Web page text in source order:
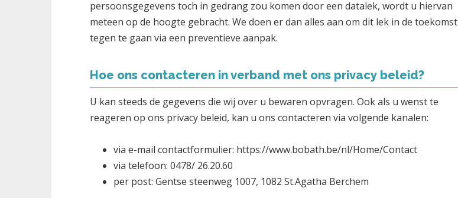
persoonsgegevens toch in gedrang zou komen door een datalek, wordt u hiervan
meteen op de hoogte gebracht. We doen er dan alles aan om dit lek in de toekomst
tegen te gaan via een preventieve aanpak.
Hoe ons contacteren in verband met ons privacy beleid?
U kan steeds de gegevens die wij over u bewaren opvragen. Ook als u wenst te
reageren op ons privacy beleid, kan u ons contacteren via volgende kanalen:
via e-mail contactformulier: https://www.bobath.be/nl/Home/Contact
via telefoon: 0478/ 26.20.60
per post: Gentse steenweg 1007, 1082 St.Agatha Berchem